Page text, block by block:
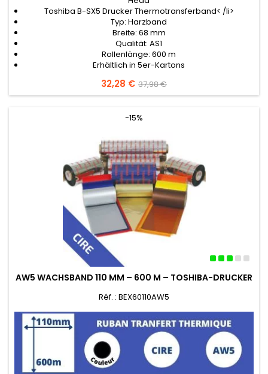
Toshiba B-SX5 Drucker Thermotransferband< /li>
Typ: Harzband
Breite: 68 mm
Qualität: AS1
Rollenlänge: 600 m
Erhältlich in 5er-Kartons
Preis
32,28 € Verkaufspreis
37,98 €
-15%
AW5 WACHSBAND 110 MM – 600 M – TOSHIBA-DRUCKER
Réf. : BEX60110AW5